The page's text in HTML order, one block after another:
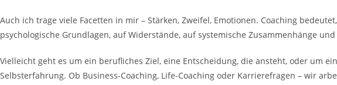
Auch ich trage viele Facetten in mir – Stärken, Zweifel, Emotionen. Coaching
psychologische Grundlagen, auf Widerstände, auf systemische Zusammenhänge
Vielleicht geht es um ein berufliches Ziel, eine Entscheidung, die ansteht, oder um
Selbsterfahrung. Ob Business-Coaching, Life-Coaching oder Karrierefragen – wir